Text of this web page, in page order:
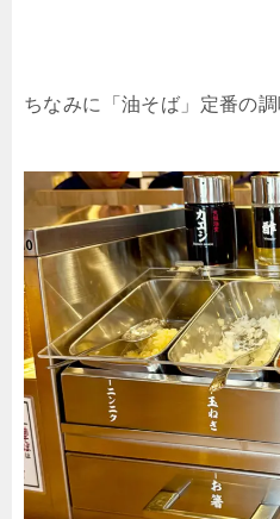
ちなみに「油そば」定番の調